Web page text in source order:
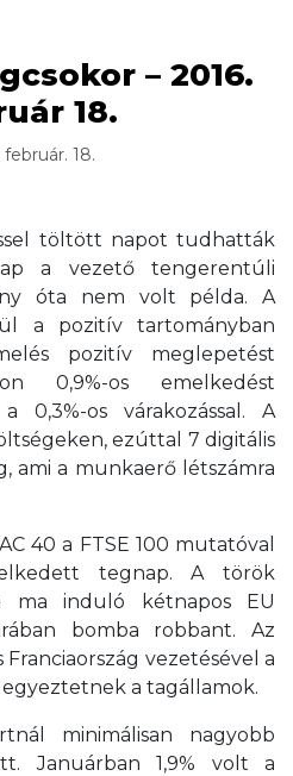
– 2016.
18.
február. 18.
töltött napot tudhatták
a vezető tengerentúli
óta nem volt példa. A
a pozitív tartományban
pozitív meglepetést
0,9%-os emelkedést
0,3%-os várakozással. A
ezúttal 7 digitális
ami a munkaerő létszámra
40 a FTSE 100 mutatóval
tegnap. A török
ma induló kétnapos EU
bomba robbant. Az
vezetésével a
a tagállamok.
minimálisan nagyobb
Januárban 1,9% volt a